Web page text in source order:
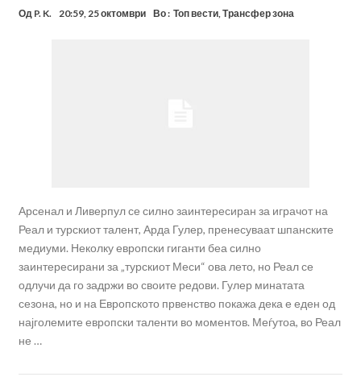
Од P. K. 20:59, 25 октомври Во : Топ вести,Трансфер зона
Арсенал и Ливерпул се силно заинтересиран за играчот на
Реал и турскиот талент, Арда Гулер, пренесуваат шпанските
медиуми. Неколку европски гиганти беа силно
заинтересирани за „турскиот Меси“ ова лето, но Реал се
одлучи да го задржи во своите редови. Гулер минатата
сезона, но и на Европското првенство покажа дека е еден од
најголемите европски таленти во моментов. Меѓутоа, во Реал
не …